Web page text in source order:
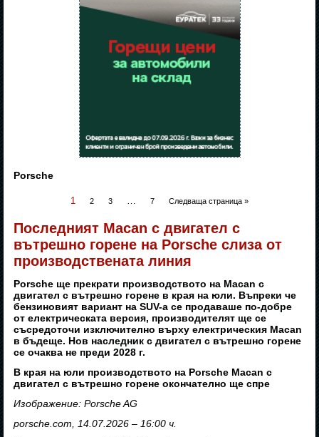
Porsche
1 2 3 … 7 Следваща страница »
Последният Macan с двигател с
вътрешно горене на Porsche слиза от
производствената линия
Porsche ще прекрати производството на Macan с
двигател с вътрешно горене в края на юли. Въпреки че
бензиновият вариант на SUV-а се продаваше по-добре
от електрическата версия, производителят ще се
съсредоточи изключително върху електрическия Macan
в бъдеще. Нов наследник с двигател с вътрешно горене
се очаква не преди 2028 г.
В края на юли производството на Porsche Macan с
двигател с вътрешно горене окончателно ще спре
Изображение: Porsche AG
porsche.com, 14.07.2026 – 16:00 ч.